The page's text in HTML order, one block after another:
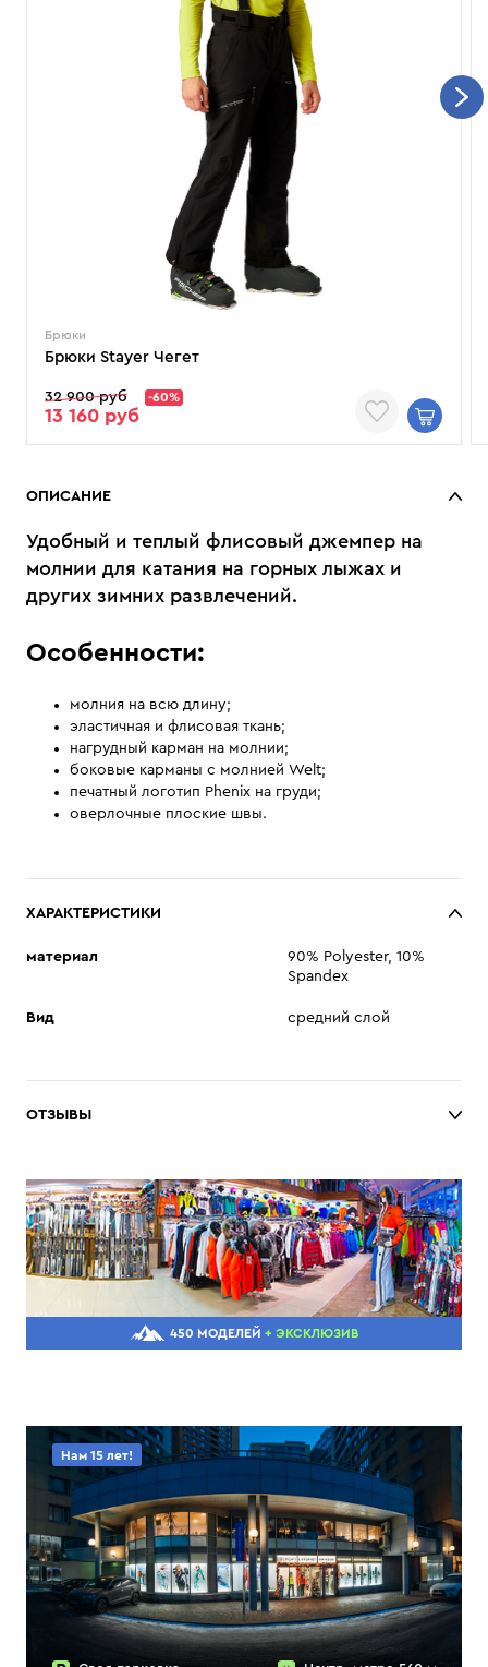
Брюки
Брюки Stayer Чегет
32 900 руб -60%
13 160 руб
ОПИСАНИЕ
Удобный и теплый флисовый джемпер на
молнии для катания на горных лыжах и
других зимних развлечений.
Особенности:
молния на всю длину;
эластичная и флисовая ткань;
нагрудный карман на молнии;
боковые карманы с молнией Welt;
печатный логотип Phenix на груди;
оверлочные плоские швы.
ХАРАКТЕРИСТИКИ
материал
90% Polyester, 10%
Spandex
Вид средний слой
ОТЗЫВЫ
450 МОДЕЛЕЙ + ЭКСКЛЮЗИВ
Нам 15 лет!